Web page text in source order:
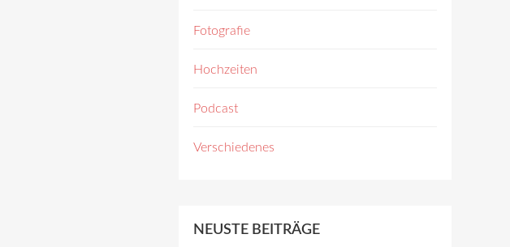
Fotografie
Hochzeiten
Podcast
Verschiedenes
NEUSTE BEITRÄGE